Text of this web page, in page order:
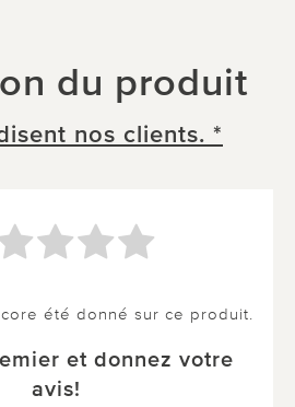
du produit
nos clients. *
été donné sur ce produit.
et donnez votre
avis!